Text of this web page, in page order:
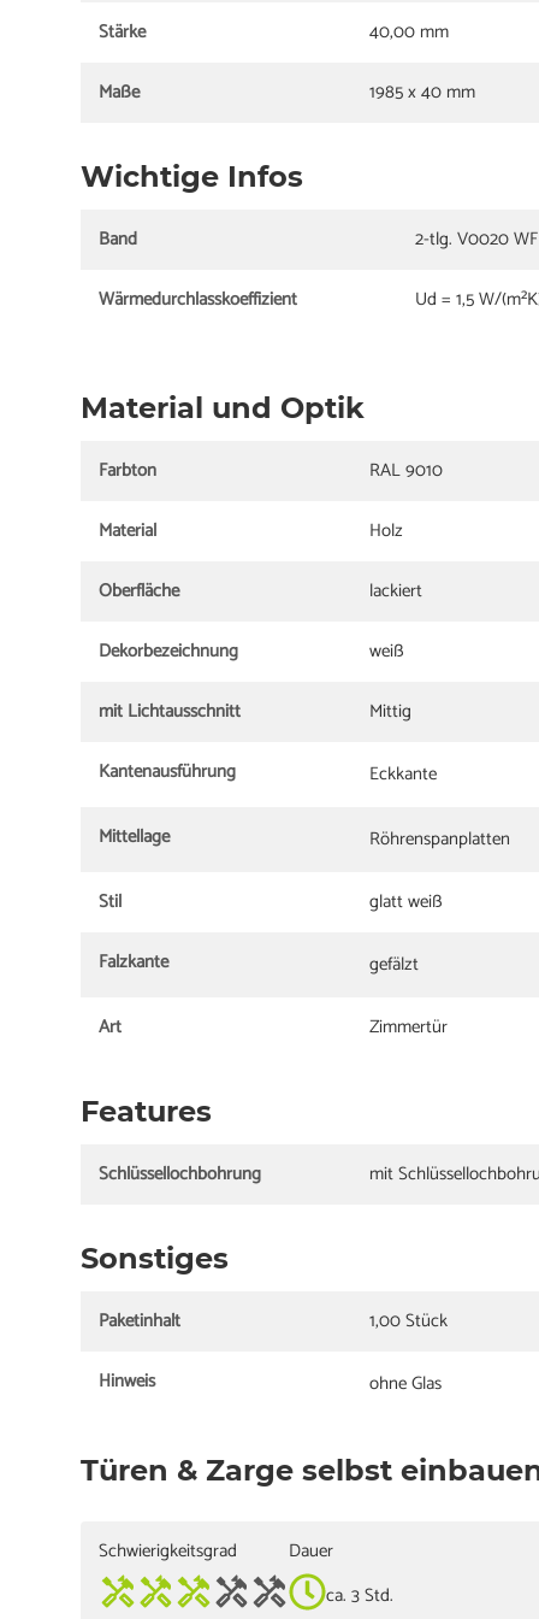
Stärke
40,00 mm
Maße
1985 x 40 mm
Wichtige Infos
Band
2-tlg. V0020
Wärmedurchlasskoeffizient
Ud = 1,5 W/
Material und Optik
Farbton
RAL 9010
Material
Holz
Oberfläche
lackiert
Dekorbezeichnung
weiß
mit Lichtausschnitt
Mittig
Kantenausführung
Eckkante
Mittellage Röhrenspanplatten
Stil
glatt weiß
Falzkante
gefälzt
Art Zimmertür
Features
Schlüssellochbohrung mit
Sonstiges
Paketinhalt
1,00 Stück
Hinweis
ohne Glas
Türen & Zarge selbst
Schwierigkeitsgrad
Dauer
ca. 3 Std.